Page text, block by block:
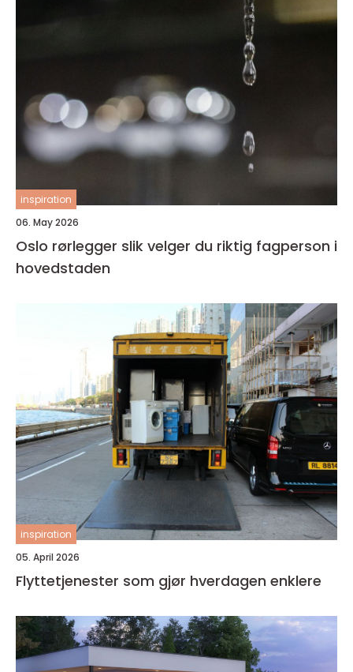
inspiration
06. May 2026
Oslo rørlegger slik velger du riktig fagperson i
hovedstaden
inspiration
05. April 2026
Flyttetjenester som gjør hverdagen enklere